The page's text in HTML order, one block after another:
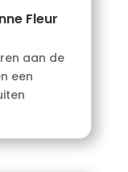
Fleur
aan de
een